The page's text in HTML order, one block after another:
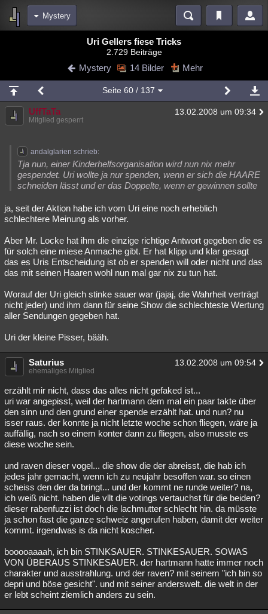
Mystery
Blogs Videos
Chat Wiki Neuigkeiten
meine Rubriken
Menschen Mystery Kriminalfälle
Natur Umfragen Unterhaltung
weitere Rubriken
Astronomie Helpdesk Gruppen
Musik Clash Verbesserungen Allmystery English
Übersichten
Lesenswert Schlüsselwörter
Uri Gellers fiese Tricks
2.729 Beiträge
Mystery 14 Bilder Mehr
Seite 60/ 137
UffTaTa 13.02.2008 um 09:34
Mitglied gesperrt
andalglarien schrieb:
Tja nun, einer Kinderhelfsorganisation wird nun nix mehr
gespendet. Uri wollte ja nur spenden, wenn er sich die HAARE
schneiden lässt und er das Doppelte, wenn er gewinnen sollte
ja, seit der Aktion habe ich vom Uri eine noch erheblich
schlechtere Meinung als vorher.
Aber Mr. Locke hat ihm die einzige richtige Antwort gegeben die es
für solch eine miese Anmache gibt. Er hat klipp und klar gesagt
das es Uris Entscheidung ist ob er spenden will oder nicht und das
das mit seinen Haaren wohl nun mal gar nix zu tun hat.
Worauf der Uri gleich stinke sauer war (jajaj, die Wahrheit verträgt
nicht jeder) und ihm dann für seine Show die schlechteste Wertung
aller Sendungen gegeben hat.
Uri der kleine Pisser, bääh.
Saturius 13.02.2008 um 09:54
ehemaliges Mitglied
erzählt mir nicht, dass das alles nicht gefaked ist...
uri war angepisst, weil der hartmann dem mal ein paar takte über
den sinn und den grund einer spende erzählt hat. und nun? nu
isser raus. der konnte ja nicht letzte woche schon fliegen, wäre ja
auffällig, nach so einem konter dann zu fliegen, also musste es
diese woche sein.
und raven dieser vogel... die show die der abreisst, die hab ich
jedes jahr gemacht, wenn ich zu neujahr besoffen war. so einen
scheiss den der da bringt... und der kommt ne runde weiter? na,
ich weiß nicht. haben die vllt die votings vertauchst für die beiden?
dieser rabenfuzzi ist doch die lachmutter schlecht hin. da müsste
ja schon fast die ganze schweiz angerufen haben, damit der weiter
kommt. irgendwas is da nicht koscher.
booooaaaah, ich bin STINKSAUER. STINKESAUER. SOWAS
VON ÜBERAUS STINKESAUER. der hartmann hatte immer noch
charakter und ausstrahlung. und der raven? mit seinem "ich bin so
depri und böse gesicht". und mit seiner anderswelt. die welt in der
er lebt scheint ziemlich anders zu sein.